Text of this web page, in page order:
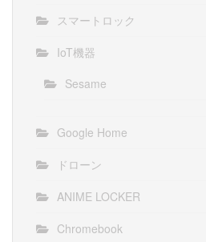
スマートロック
IoT機器
Sesame
Google Home
ドローン
ANIME LOCKER
Chromebook